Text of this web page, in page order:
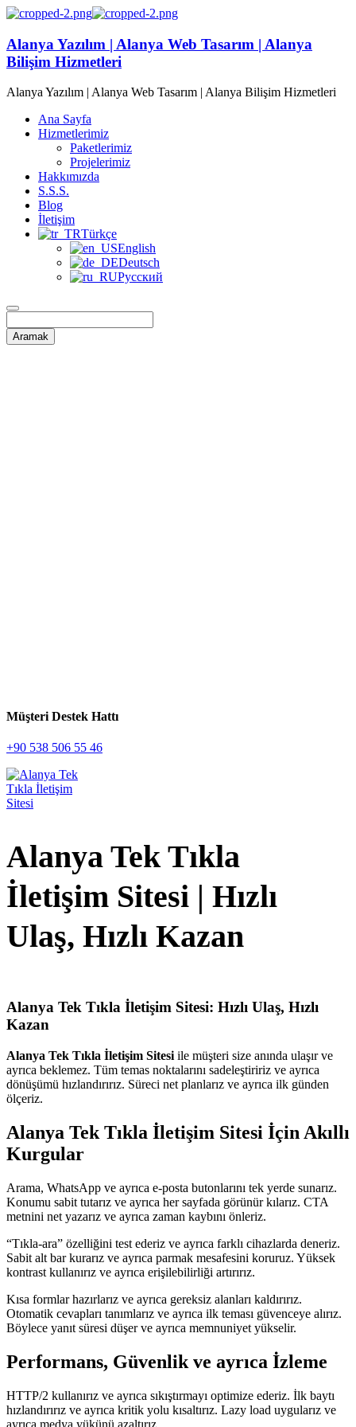
Alanya Yazılım | Alanya Web Tasarım | Alanya
Bilişim Hizmetleri
Alanya Yazılım | Alanya Web Tasarım | Alanya Bilişim Hizmetleri
Ana Sayfa
Hizmetlerimiz
Paketlerimiz
Projelerimiz
Hakkımızda
S.S.S.
Blog
İletişim
Türkçe
English
Deutsch
Русский
Müşteri Destek Hattı
+90 538 506 55 46
Alanya Tek Tıkla
İletişim Sitesi | Hızlı
Ulaş, Hızlı Kazan
Alanya Tek Tıkla İletişim Sitesi: Hızlı Ulaş, Hızlı
Kazan
Alanya Tek Tıkla İletişim Sitesi ile müşteri size anında ulaşır ve
ayrıca beklemez. Tüm temas noktalarını sadeleştiririz ve ayrıca
dönüşümü hızlandırırız. Süreci net planlarız ve ayrıca ilk günden
ölçeriz.
Alanya Tek Tıkla İletişim Sitesi İçin Akıllı
Kurgular
Arama, WhatsApp ve ayrıca e-posta butonlarını tek yerde sunarız.
Konumu sabit tutarız ve ayrıca her sayfada görünür kılarız. CTA
metnini net yazarız ve ayrıca zaman kaybını önleriz.
“Tıkla-ara” özelliğini test ederiz ve ayrıca farklı cihazlarda deneriz.
Sabit alt bar kurarız ve ayrıca parmak mesafesini koruruz. Yüksek
kontrast kullanırız ve ayrıca erişilebilirliği artırırız.
Kısa formlar hazırlarız ve ayrıca gereksiz alanları kaldırırız.
Otomatik cevapları tanımlarız ve ayrıca ilk teması güvenceye alırız.
Böylece yanıt süresi düşer ve ayrıca memnuniyet yükselir.
Performans, Güvenlik ve ayrıca İzleme
HTTP/2 kullanırız ve ayrıca sıkıştırmayı optimize ederiz. İlk baytı
hızlandırırız ve ayrıca kritik yolu kısaltırız. Lazy load uygularız ve
ayrıca medya yükünü azaltırız.